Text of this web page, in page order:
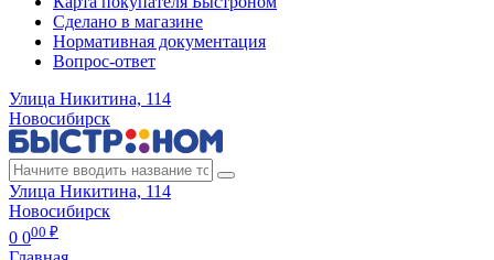
Сделано в магазине
Нормативная документация
Вопрос-ответ
Улица Никитина, 114
Новосибирск
Улица Никитина, 114
Новосибирск
0 000 ₽